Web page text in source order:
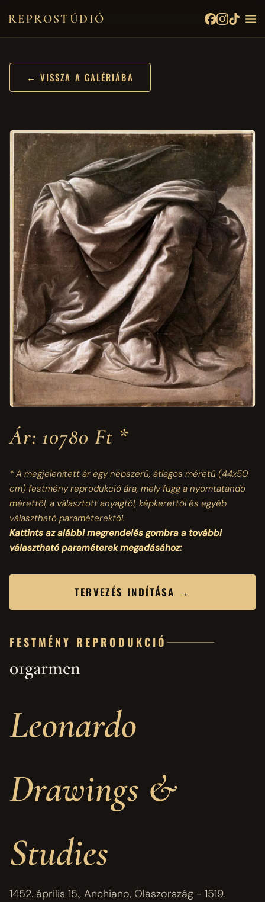
REPROSTÚDIÓ
← VISSZA A GALÉRIÁBA
Ár: 10780 Ft *
* A megjelenített ár egy népszerű, átlagos méretű (44x50
cm)festmény reprodukció ára, mely függ a nyomtatandó
mérettől, a választott anyagtól, képkerettől és egyéb
választható paraméterektől.
Kattints az alábbi megrendelés gombra a további
választható paraméterek megadásához:
TERVEZÉS INDÍTÁSA →
FESTMÉNY REPRODUKCIÓ
01garmen
Leonardo
Drawings &
Studies
1452. április 15., Anchiano, Olaszország - 1519.